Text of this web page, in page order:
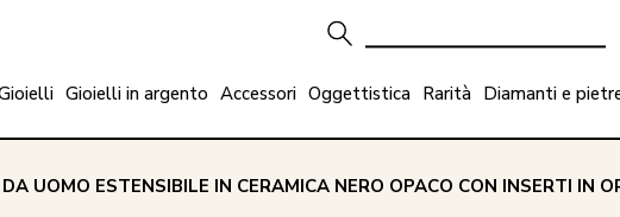
Gioielli in argento Accessori Oggettistica Rarità Diamanti e
UOMO ESTENSIBILE IN CERAMICA NERO OPACO CON INSERTI IN